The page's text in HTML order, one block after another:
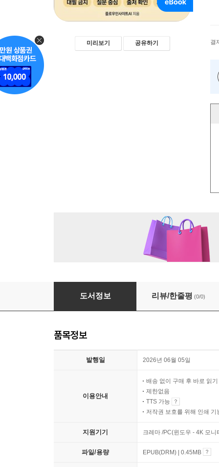
미리보기 공유하기 결
중학생 수행평가 AI 코치
도서정보 리뷰/한줄평 (0/0)
품목정보
발행일 2026년 06월 05일
이용안내
배송 없이 구매 후 바로 읽기
제한없음
TTS 가능
저작권 보호를 위해 인쇄 기
지원기기 크레마 /PC(윈도우 - 4K 모
파일/용량 EPUB(DRM) | 0.45MB